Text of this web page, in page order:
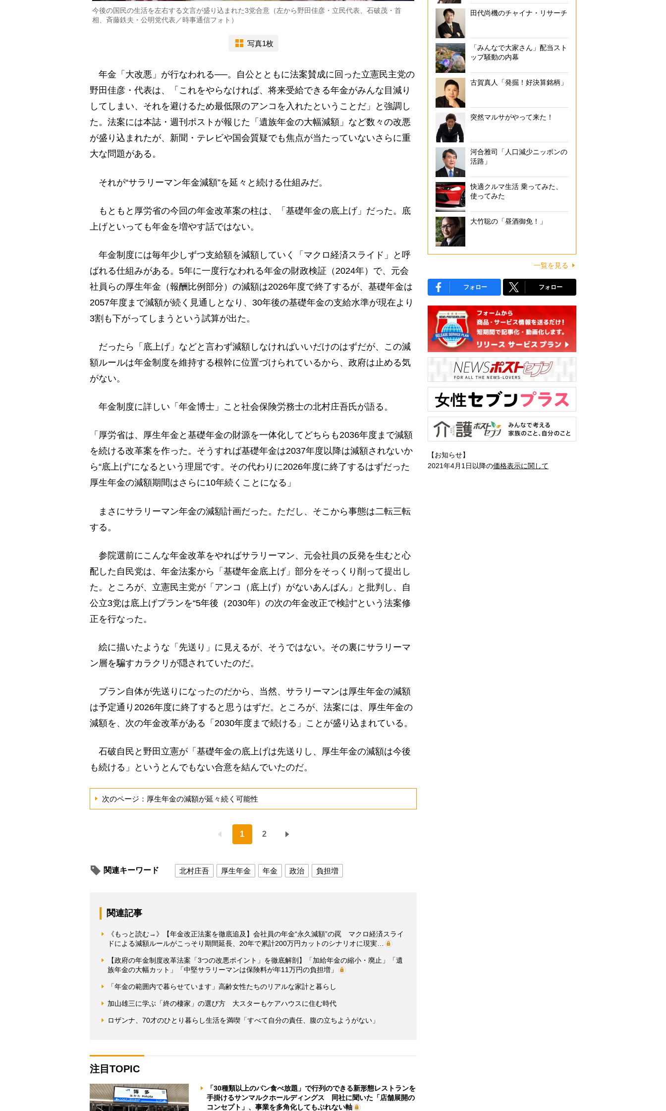
今後の国民の生活を左右する文言が盛り込まれた3党合意（左から野田佳彦・立民代表、石破茂・首
相、斉藤鉄夫・公明党代表／時事通信フォト）
写真1枚
年金「大改悪」が行なわれる──。自公とともに法案賛成に回った立憲民主党の
野田佳彦・代表は、「これをやらなければ、将来受給できる年金がみんな目減り
してしまい、それを避けるため最低限のアンコを入れたということだ」と強調し
た。法案には本誌・週刊ポストが報じた「遺族年金の大幅減額」など数々の改悪
が盛り込まれたが、新聞・テレビや国会質疑でも焦点が当たっていないさらに重
大な問題がある。
それが“サラリーマン年金減額”を延々と続ける仕組みだ。
もともと厚労省の今回の年金改革案の柱は、「基礎年金の底上げ」だった。底
上げといっても年金を増やす話ではない。
年金制度には毎年少しずつ支給額を減額していく「マクロ経済スライド」と呼
ばれる仕組みがある。5年に一度行なわれる年金の財政検証（2024年）で、元会
社員らの厚生年金（報酬比例部分）の減額は2026年度で終了するが、基礎年金は
2057年度まで減額が続く見通しとなり、30年後の基礎年金の支給水準が現在より
3割も下がってしまうという試算が出た。
だったら「底上げ」などと言わず減額しなければいいだけのはずだが、この減
額ルールは年金制度を維持する根幹に位置づけられているから、政府は止める気
がない。
年金制度に詳しい「年金博士」こと社会保険労務士の北村庄吾氏が語る。
「厚労省は、厚生年金と基礎年金の財源を一体化してどちらも2036年度まで減額
を続ける改革案を作った。そうすれば基礎年金は2037年度以降は減額されないか
ら“底上げ”になるという理屈です。その代わりに2026年度に終了するはずだった
厚生年金の減額期間はさらに10年続くことになる」
まさにサラリーマン年金の減額計画だった。ただし、そこから事態は二転三転
する。
参院選前にこんな年金改革をやればサラリーマン、元会社員の反発を生むと心
配した自民党は、年金法案から「基礎年金底上げ」部分をそっくり削って提出し
た。ところが、立憲民主党が「アンコ（底上げ）がないあんぱん」と批判し、自
公立3党は底上げプランを“5年後（2030年）の次の年金改正で検討”という法案修
正を行なった。
絵に描いたような「先送り」に見えるが、そうではない。その裏にサラリーマ
ン層を騙すカラクリが隠されていたのだ。
プラン自体が先送りになったのだから、当然、サラリーマンは厚生年金の減額
は予定通り2026年度に終了すると思うはずだ。ところが、法案には、厚生年金の
減額を、次の年金改革がある「2030年度まで続ける」ことが盛り込まれている。
石破自民と野田立憲が「基礎年金の底上げは先送りし、厚生年金の減額は今後
も続ける」というとんでもない合意を結んでいたのだ。
次のページ：厚生年金の減額が延々続く可能性
1 2
関連キーワード 北村庄吾 厚生年金 年金 政治 負担増
関連記事
《もっと読む→》【年金改正法案を徹底追及】会社員の年金“永久減額”の罠 マクロ経済スライ
ドによる減額ルールがこっそり期間延長、20年で累計200万円カットのシナリオに現実…
【政府の年金制度改革法案「3つの改悪ポイント」を徹底解剖】「加給年金の縮小・廃止」「遺
族年金の大幅カット」「中堅サラリーマンは保険料が年11万円の負担増」
「年金の範囲内で暮らせています」高齢女性たちのリアルな家計と暮らし
加山雄三に学ぶ「終の棲家」の選び方 大スターもケアハウスに住む時代
ロザンナ、70才のひとり暮らし生活を満喫「すべて自分の責任、腹の立ちようがない」
注目TOPIC
「30種類以上のパン食べ放題」で行列のできる新形態レストランを
手掛けるサンマルクホールディングス 同社に聞いた「店舗展開の
コンセプト」、事業を多角化してもぶれない軸
田代尚機のチャイナ・リサーチ
「みんなで大家さん」配当スト
ップ騒動の内幕
古賀真人「発掘！好決算銘柄」
突然マルサがやって来た！
河合雅司「人口減少ニッポンの
活路」
快適クルマ生活 乗ってみた、
使ってみた
大竹聡の「昼酒御免！」
一覧を見る
フォロー フォロー
【お知らせ】
2021年4月1日以降の価格表示に関して